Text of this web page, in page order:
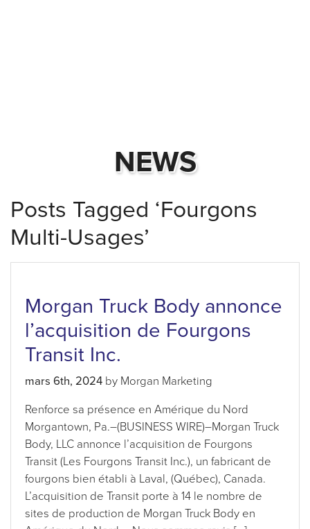
NEWS
Posts Tagged ‘Fourgons
Multi-Usages’
Morgan Truck Body annonce
l’acquisition de Fourgons
Transit Inc.
mars 6th, 2024 by Morgan Marketing
Renforce sa présence en Amérique du Nord
Morgantown, Pa.–(BUSINESS WIRE)–Morgan Truck
Body, LLC annonce l’acquisition de Fourgons
Transit (Les Fourgons Transit Inc.), un fabricant de
fourgons bien établi à Laval, (Québec), Canada.
L’acquisition de Transit porte à 14 le nombre de
sites de production de Morgan Truck Body en